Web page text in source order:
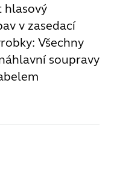
hlasový
v zasedací
Všechny
soupravy